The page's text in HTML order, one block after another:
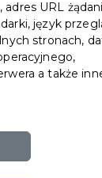
URL
język
stronach,
a także